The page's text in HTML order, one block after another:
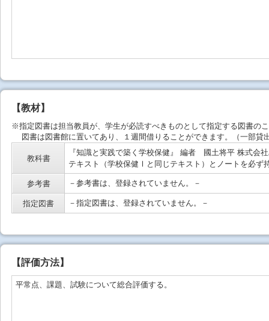
【教材】
※指定図書は担当教員が、学生が必読すべきものとして指定する図書の
図書は図書館に置いてあり、１週間借りることができます。（一部貸
教科書
『知識と実践で築く学校保健』 編者 國土将平 株式会
テキスト（学校保健Ⅰと同じテキスト）とノートを必ず
参考書 －参考書は、登録されていません。－
指定図書 －指定図書は、登録されていません。－
【評価方法】
平常点、課題、試験について総合評価する。